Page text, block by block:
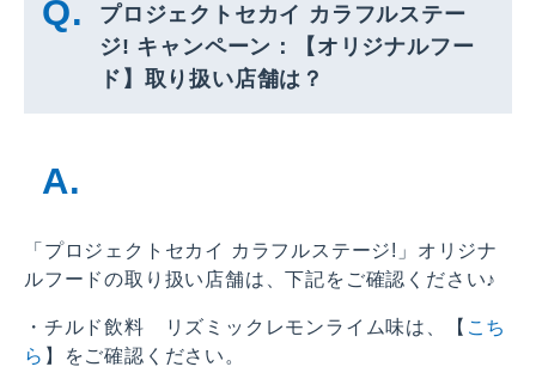
プロジェクトセカイ カラフルステー
ジ! キャンペーン：【オリジナルフー
ド】取り扱い店舗は？
「プロジェクトセカイ カラフルステージ!」オリジナ
ルフードの取り扱い店舗は、下記をご確認ください♪
・チルド飲料 リズミックレモンライム味は、【 こち
ら 】をご確認ください。